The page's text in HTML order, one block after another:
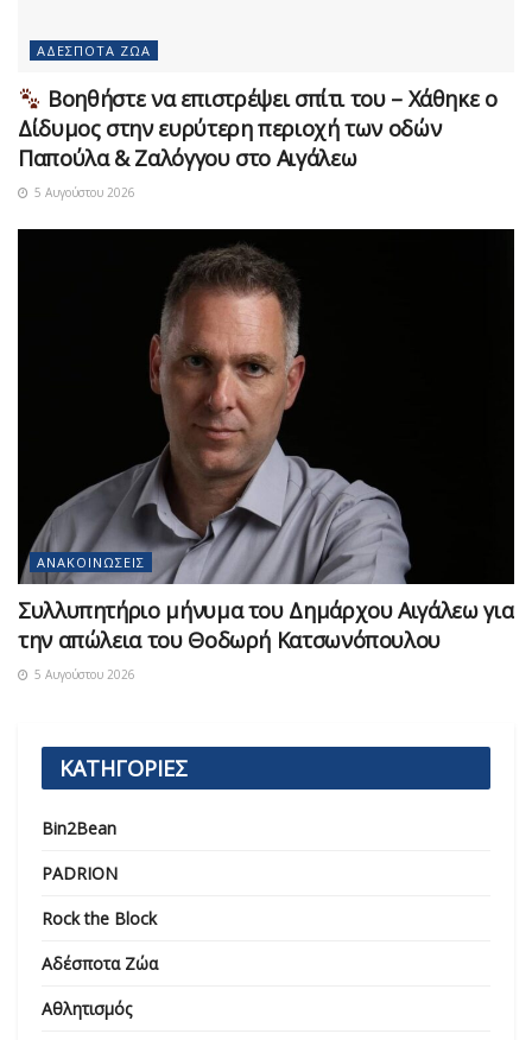
ΑΔΈΣΠΟΤΑ ΖΏΑ
Βοηθήστε να επιστρέψει σπίτι του – Χάθηκε ο
Δίδυμος στην ευρύτερη περιοχή των οδών
Παπούλα & Ζαλόγγου στο Αιγάλεω
5 Αυγούστου 2026
ΑΝΑΚΟΙΝΏΣΕΙΣ
Συλλυπητήριο μήνυμα του Δημάρχου Αιγάλεω για
την απώλεια του Θοδωρή Κατσωνόπουλου
5 Αυγούστου 2026
ΚΑΤΗΓΟΡΙΕΣ
Bin2Bean
PADRION
Rock the Block
Αδέσποτα Ζώα
Αθλητισμός